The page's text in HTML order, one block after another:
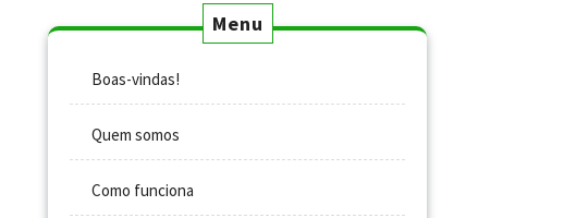
Menu
Boas-vindas!
Quem somos
Como funciona